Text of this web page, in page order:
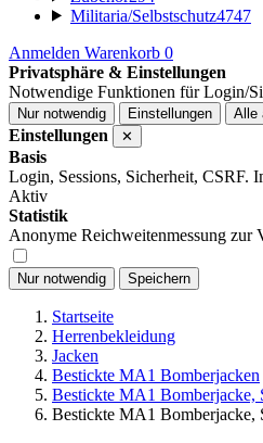
Militaria/Selbstschutz4747
Anmelden Warenkorb 0
Privatsphäre & Einstellungen
Notwendige Funktionen für Login/
Nur notwendig Einstellungen Alle
Einstellungen ✕
Basis
Login, Sessions, Sicherheit, CSRF.
Aktiv
Statistik
Anonyme Reichweitenmessung zur
Nur notwendig Speichern
Startseite
Herrenbekleidung
Jacken
Bestickte MA1 Bomberjacken
Bestickte MA1 Bomberjacke,
Bestickte MA1 Bomberjacke,